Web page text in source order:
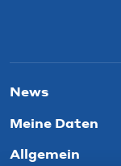
News
Meine Daten
Allgemein